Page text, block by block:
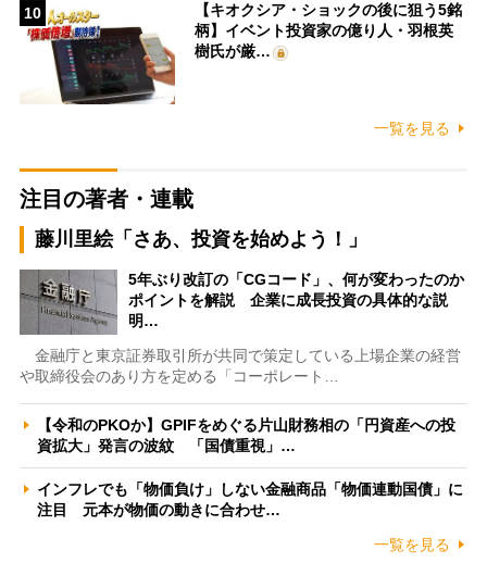
10
【キオクシア・ショックの後に狙う5銘
柄】イベント投資家の億り人・羽根英
樹氏が厳…
一覧を見る
注目の著者・連載
藤川里絵「さあ、投資を始めよう！」
5年ぶり改訂の「CGコード」、何が変わったのか
ポイントを解説 企業に成長投資の具体的な説
明…
金融庁と東京証券取引所が共同で策定している上場企業の経営
や取締役会のあり方を定める「コーポレート…
【令和のPKOか】GPIFをめぐる片山財務相の「円資産への投
資拡大」発言の波紋 「国債重視」…
インフレでも「物価負け」しない金融商品「物価連動国債」に
注目 元本が物価の動きに合わせ…
一覧を見る